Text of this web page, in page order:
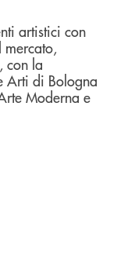
artistici con
mercato,
con la
Arti di Bologna
Moderna e